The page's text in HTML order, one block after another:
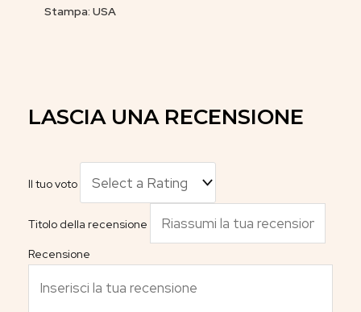
Stampa: USA
LASCIA UNA RECENSIONE
Il tuo voto
Titolo della recensione
Recensione